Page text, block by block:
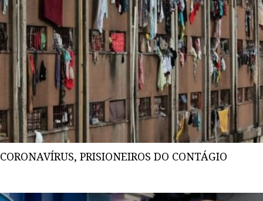
CORONAVÍRUS, PRISIONEIROS DO CONTÁGIO